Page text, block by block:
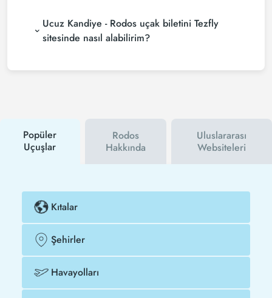
bilet bulabilirsiniz.
rezervasyonuzu son dakikaya bırakmayın. Kandiye -
Rodos uçak biletinizi en az 2 hafta önceden satın
Ucuz Kandiye - Rodos uçak biletini Tezfly
sitesinde nasıl alabilirim?
Tezfly haber bültenine üye olabilir veya Tezfly sosyal
satın alabilirsiniz.
Popüler
Uçuşlar
Rodos
Hakkında
Uluslararası
Websiteleri
Kıtalar
Şehirler
Havayolları